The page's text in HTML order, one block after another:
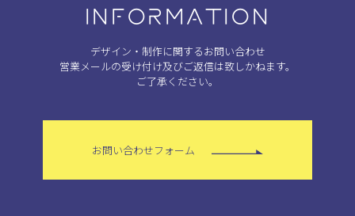
INFORMATION
デザイン・制作に関するお問い合わせ
営業メールの受け付け及びご返信は致しかねます。
ご了承ください。
お問い合わせフォーム